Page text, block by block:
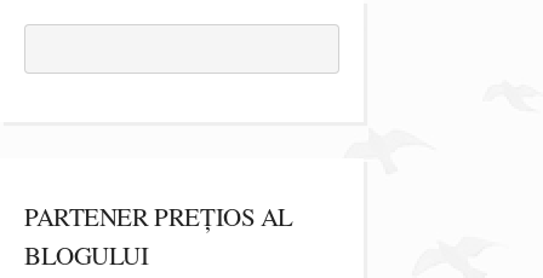
PARTENER PREȚIOS AL
BLOGULUI